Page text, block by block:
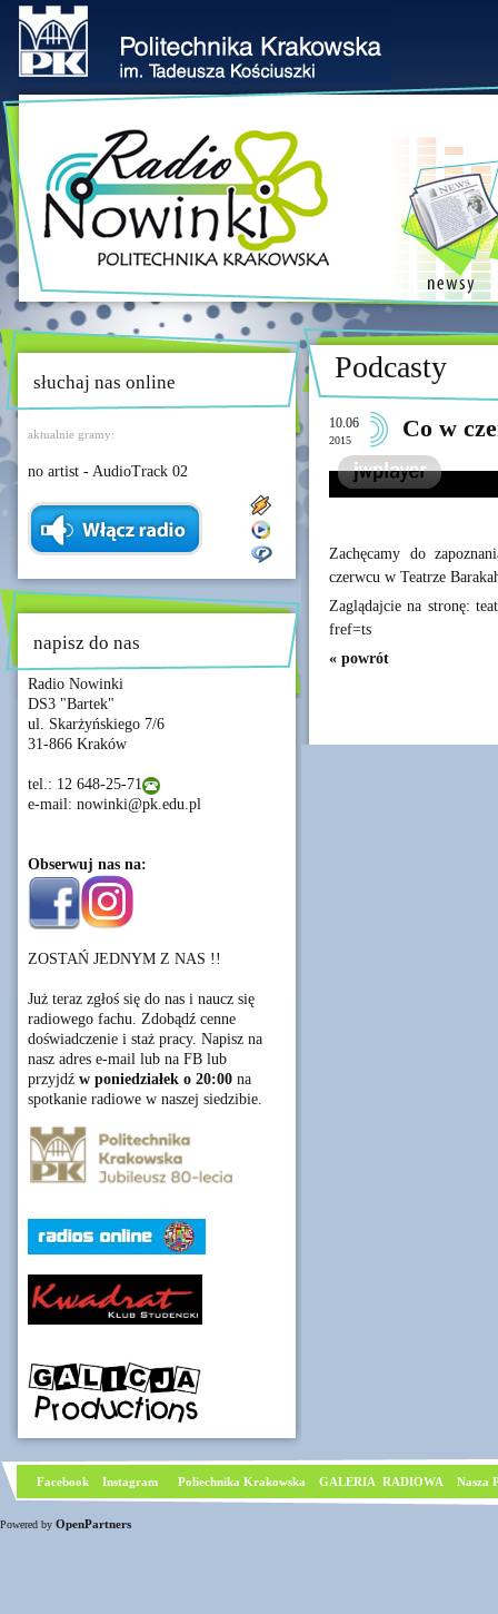
słuchaj nas online
aktualnie gramy:
no artist - AudioTrack 02
napisz do nas
Radio Nowinki
DS3 "Bartek"
ul. Skarżyńskiego 7/6
31-866 Kraków
tel.: 12 648-25-71
e-mail: nowinki@pk.edu.pl
Obserwuj nas na:
ZOSTAŃ JEDNYM Z NAS !!
Już teraz zgłoś się do nas i naucz się
radiowego fachu. Zdobądź cenne
doświadczenie i staż pracy. Napisz na
nasz adres e-mail lub na FB lub
przyjdź w poniedziałek o 20:00 na
spotkanie radiowe w naszej siedzibie.
Podcasty
10.06
2015 Co w
Zachęcamy do
czerwcu w Teatrze
Zaglądajcie na stronę:
fref=ts
« powrót
Facebook Instagram Poliechnika Krakowska GALERIA RADIOWA Nasza
Powered by OpenPartners